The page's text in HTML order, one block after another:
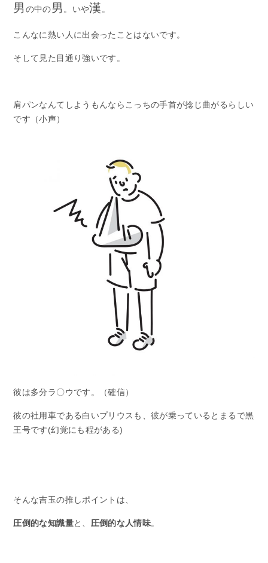
男 の中の男 。いや漢。
こんなに熱い人に出会ったことはないです。
そして見た目通り強いです。
肩パンなんてしようもんならこっちの手首が捻じ曲がるらしい
です（小声）
彼は多分ラ〇ウです。（確信）
彼の社用車である白いプリウスも、彼が乗っているとまるで黒
王号です(幻覚にも程がある)
そんな吉玉の推しポイントは、
圧倒的な知識量と、 圧倒的な人情味。